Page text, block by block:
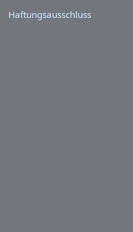
Haftungsausschluss